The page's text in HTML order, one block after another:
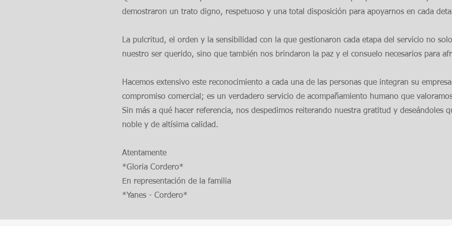
demostraron un trato digno, respetuoso y una total disposición para apoyarnos en cada
La pulcritud, el orden y la sensibilidad con la que gestionaron cada etapa del servicio no
nuestro ser querido, sino que también nos brindaron la paz y el consuelo necesarios para
Hacemos extensivo este reconocimiento a cada una de las personas que integran su
compromiso comercial; es un verdadero servicio de acompañamiento humano que
Sin más a qué hacer referencia, nos despedimos reiterando nuestra gratitud y deseándoles
noble y de altísima calidad.
Atentamente
*Gloria Cordero*
En representación de la familia
*Yanes - Cordero*